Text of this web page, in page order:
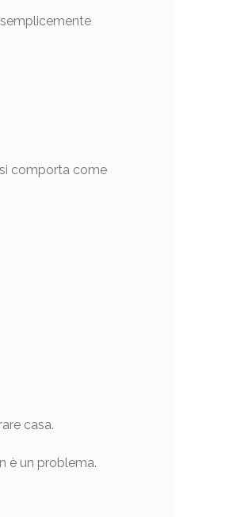
comporta come
casa.
è un problema.